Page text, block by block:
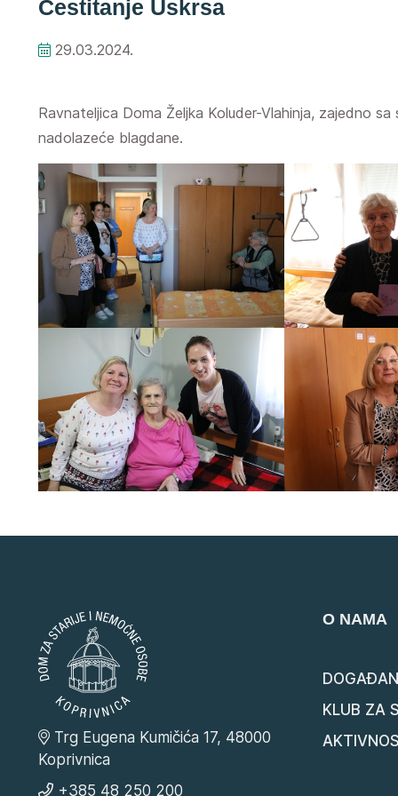
Čestitanje Uskrsa
29.03.2024.
Ravnateljica Doma Željka Koluder-Vlahinja, zajedno
nadolazeće blagdane.
Trg Eugena Kumičića 17, 48000
Koprivnica
+385 48 250 200
O NAMA
KLUB ZA